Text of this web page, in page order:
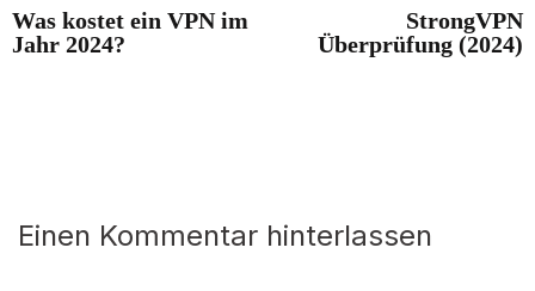
Was kostet ein VPN im
Jahr 2024?
StrongVPN
Überprüfung (2024)
Einen Kommentar hinterlassen